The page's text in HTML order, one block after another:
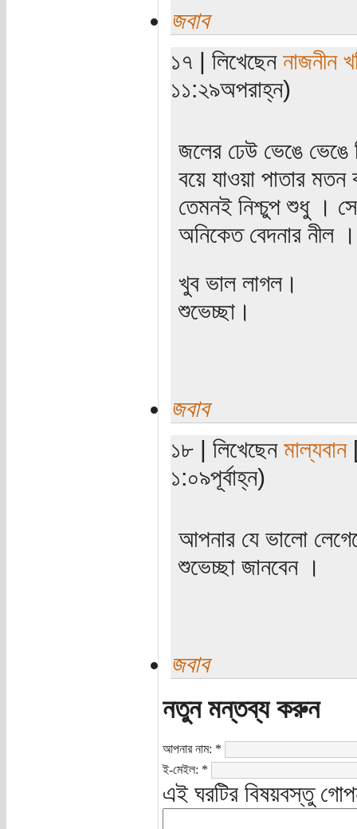
জবাব
১৭ | লিখেছেন নাজনীন
১১:২৯অপরাহ্ন)
জলের ঢেউ ভেঙে ভেঙে
বয়ে যাওয়া পাতার
তেমনই নিশ্চুপ শুধু । সে
অনিকেত বেদনার নীল ।
খুব ভাল লাগল।
শুভেচ্ছা।
জবাব
১৮ | লিখেছেন মাল্যবান
১:০৯পূর্বাহ্ন)
আপনার যে ভালো
শুভেচ্ছা জানবেন ।
জবাব
নতুন মন্তব্য করুন
আপনার নাম: *
ই-মেইল: *
এই ঘরটির বিষয়বস্তু